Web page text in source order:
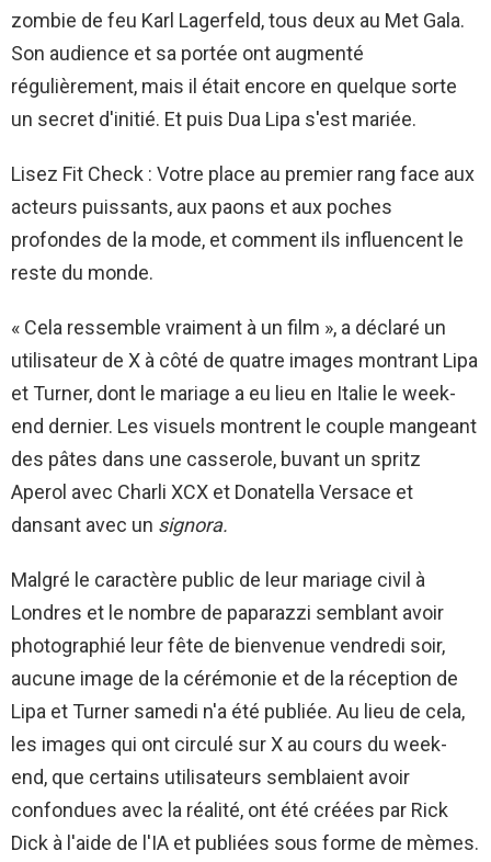
zombie de feu Karl Lagerfeld, tous deux au Met Gala.
Son audience et sa portée ont augmenté
régulièrement, mais il était encore en quelque sorte
un secret d'initié. Et puis Dua Lipa s'est mariée.
Lisez Fit Check : Votre place au premier rang face aux
acteurs puissants, aux paons et aux poches
profondes de la mode, et comment ils influencent le
reste du monde.
« Cela ressemble vraiment à un film », a déclaré un
utilisateur de X à côté de quatre images montrant Lipa
et Turner, dont le mariage a eu lieu en Italie le week-
end dernier. Les visuels montrent le couple mangeant
des pâtes dans une casserole, buvant un spritz
Aperol avec Charli XCX et Donatella Versace et
dansant avec un signora.
Malgré le caractère public de leur mariage civil à
Londres et le nombre de paparazzi semblant avoir
photographié leur fête de bienvenue vendredi soir,
aucune image de la cérémonie et de la réception de
Lipa et Turner samedi n'a été publiée. Au lieu de cela,
les images qui ont circulé sur X au cours du week-
end, que certains utilisateurs semblaient avoir
confondues avec la réalité, ont été créées par Rick
Dick à l'aide de l'IA et publiées sous forme de mèmes.